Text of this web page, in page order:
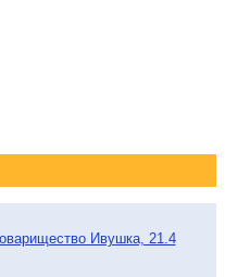
Ивушка, 21.4